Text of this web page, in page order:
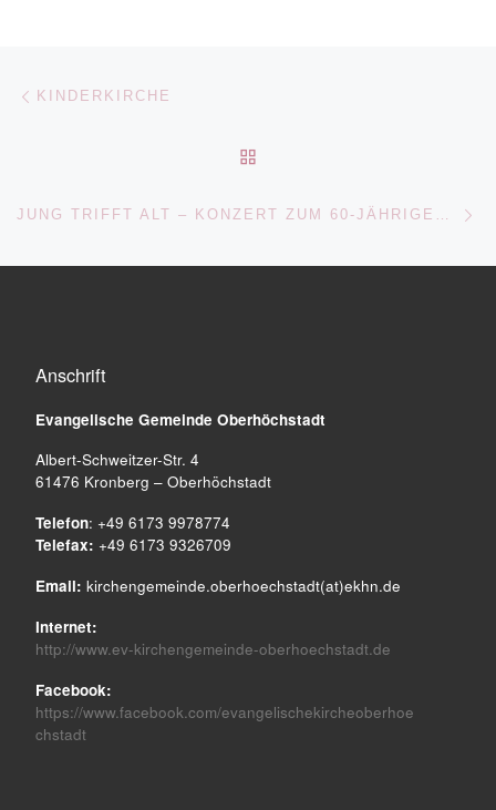
Beitragsnavigation
KINDERKIRCHE
JUNG TRIFFT ALT – KONZERT ZUM 60-JÄHRIGEN ORGEL-JUBILÄUM
Anschrift
Evangelische Gemeinde Oberhöchstadt
Albert-Schweitzer-Str. 4
61476 Kronberg – Oberhöchstadt
Telefon: +49 6173 9978774
Telefax: +49 6173 9326709
Email: kirchengemeinde.oberhoechstadt(at)ekhn.de
Internet:
http://www.ev-kirchengemeinde-oberhoechstadt.de
Facebook:
https://www.facebook.com/evangelischekircheoberhoe
chstadt